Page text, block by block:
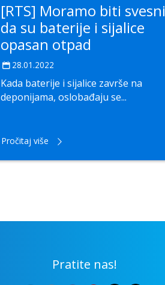
[RTS] Moramo biti svesni
da su baterije i sijalice
opasan otpad
28.01.2022
Kada baterije i sijalice završe na
deponijama, oslobađaju se...
Pročitaj više
Pratite nas!